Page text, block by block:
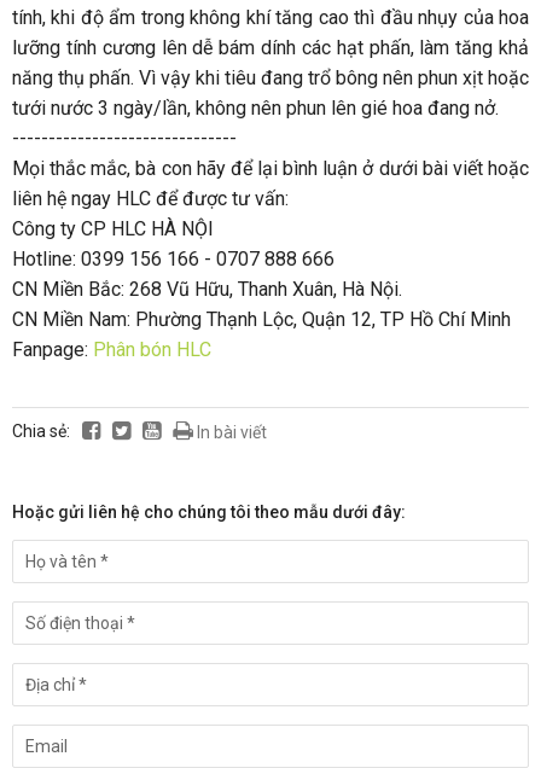
tính, khi độ ẩm trong không khí tăng cao thì đầu nhụy của hoa
lưỡng tính cương lên dễ bám dính các hạt phấn, làm tăng khả
năng thụ phấn. Vì vậy khi tiêu đang trổ bông nên phun xịt hoặc
tưới nước 3 ngày/lần, không nên phun lên gié hoa đang nở.
-------------------------------
Mọi thắc mắc, bà con hãy để lại bình luận ở dưới bài viết hoặc
liên hệ ngay HLC để được tư vấn:
Công ty CP HLC HÀ NỘI
Hotline: 0399 156 166 - 0707 888 666
CN Miền Bắc: 268 Vũ Hữu, Thanh Xuân, Hà Nội.
CN Miền Nam: Phường Thạnh Lộc, Quận 12, TP Hồ Chí Minh
Fanpage: Phân bón HLC
Chia sẻ: In bài viết
Hoặc gửi liên hệ cho chúng tôi theo mẫu dưới đây: